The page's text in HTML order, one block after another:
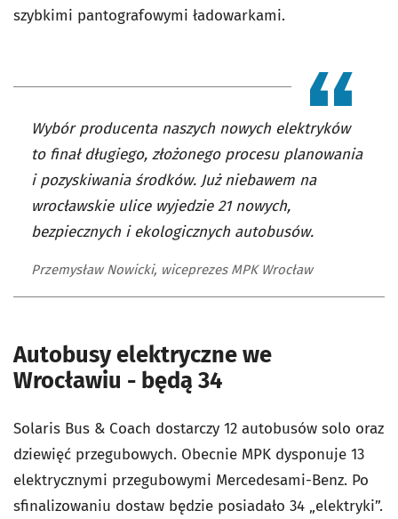
szybkimi pantografowymi ładowarkami.
Wybór producenta naszych nowych elektryków
to finał długiego, złożonego procesu planowania
i pozyskiwania środków. Już niebawem na
wrocławskie ulice wyjedzie 21 nowych,
bezpiecznych i ekologicznych autobusów.
Przemysław Nowicki, wiceprezes MPK Wrocław
Autobusy elektryczne we
Wrocławiu - będą 34
Solaris Bus & Coach dostarczy 12 autobusów solo oraz
dziewięć przegubowych. Obecnie MPK dysponuje 13
elektrycznymi przegubowymi Mercedesami-Benz. Po
sfinalizowaniu dostaw będzie posiadało 34 „elektryki”.